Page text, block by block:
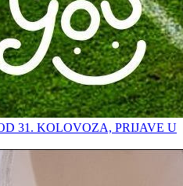
31. KOLOVOZA, PRIJAVE U